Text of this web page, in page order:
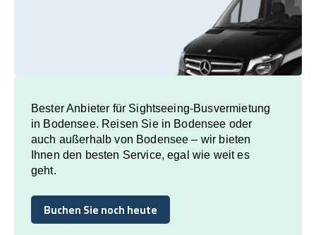
Bester Anbieter für Sightseeing-Busvermietung
in Bodensee. Reisen Sie in Bodensee oder
auch außerhalb von Bodensee – wir bieten
Ihnen den besten Service, egal wie weit es
geht.
Buchen Sie noch heute
Buchen Sie noch heute